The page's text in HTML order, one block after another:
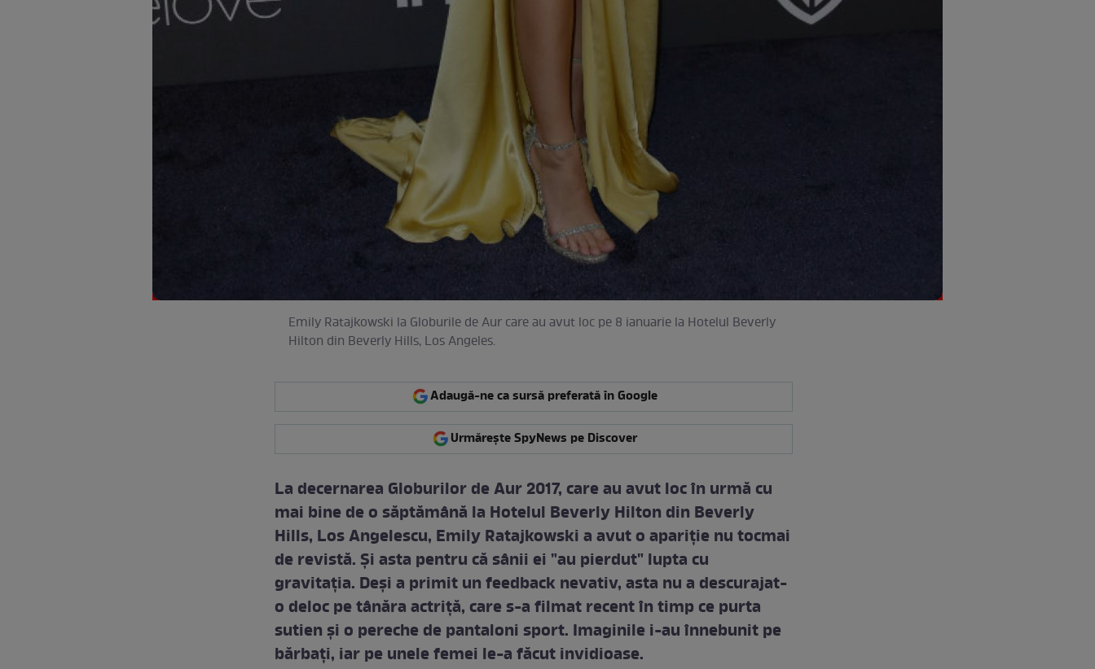
Emily Ratajkowski la Globurile de Aur care au avut loc pe 8 ianuarie la Hotelul Beverly
Hilton din Beverly Hills, Los Angeles.
Adaugă-ne ca sursă preferată în Google
Urmărește SpyNews pe Discover
La decernarea Globurilor de Aur 2017, care au avut loc în urmă cu
mai bine de o săptămână la Hotelul Beverly Hilton din Beverly
Hills, Los Angelescu, Emily Ratajkowski a avut o apariţie nu tocmai
de revistă. Şi asta pentru că sânii ei "au pierdut" lupta cu
gravitaţia. Deşi a primit un feedback nevativ, asta nu a descurajat-
o deloc pe tânăra actriţă, care s-a filmat recent în timp ce purta
sutien şi o pereche de pantaloni sport. Imaginile i-au înnebunit pe
bărbaţi, iar pe unele femei le-a făcut invidioase.